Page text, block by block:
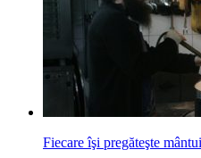
Fiecare îşi pregăteşte